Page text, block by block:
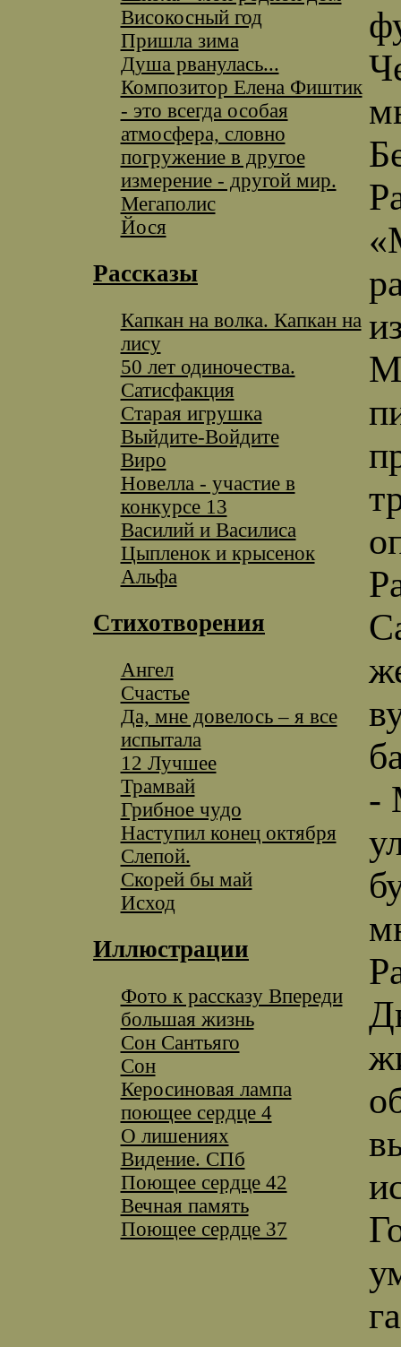
Високосный год
Пришла зима
Душа рванулась...
Композитор Елена Фиштик
- это всегда особая
атмосфера, словно
погружение в другое
измерение - другой мир.
Мегаполис
Йося
Рассказы
Капкан на волка. Капкан на
лису
50 лет одиночества.
Сатисфакция
Старая игрушка
Выйдите-Войдите
Виро
Новелла - участие в
конкурсе 13
Василий и Василиса
Цыпленок и крысенок
Альфа
Стихотворения
Ангел
Счастье
Да, мне довелось – я все
испытала
12 Лучшее
Трамвай
Грибное чудо
Наступил конец октября
Слепой.
Скорей бы май
Исход
Иллюстрации
Фото к рассказу Впереди
большая жизнь
Сон Сантьяго
Сон
Керосиновая лампа
поющее сердце 4
O лишениях
Видение. СПб
Поющее сердце 42
Вечная память
Поющее сердце 37
-